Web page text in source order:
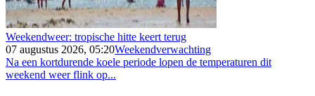
Weekendweer: tropische hitte keert terug
07 augustus 2026, 05:20Weekendverwachting
Na een kortdurende koele periode lopen de temperaturen dit
weekend weer flink op...